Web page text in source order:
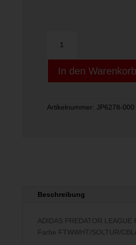
LEAGUE
FT
Menge
In den Warenkorb
Artikelnummer: JP6278-000
Beschreibung
ADIDAS PREDATOR LEAGUE
Farbe FTWWHT/SOLTUR/